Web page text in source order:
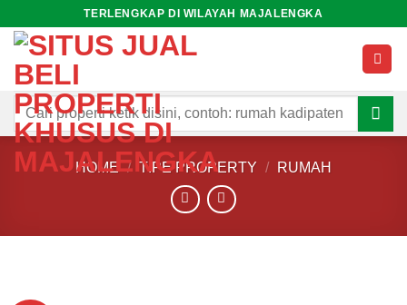
content
TERLENGKAP DI WILAYAH MAJALENGKA
Search
for:
HOME / TIPE PROPERTY / RUMAH